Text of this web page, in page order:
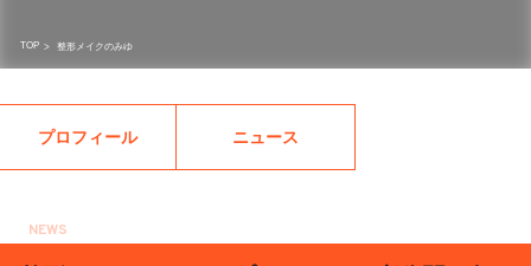
TOP > 整形メイクのみゆ
プロフィール ニュース
NEWS